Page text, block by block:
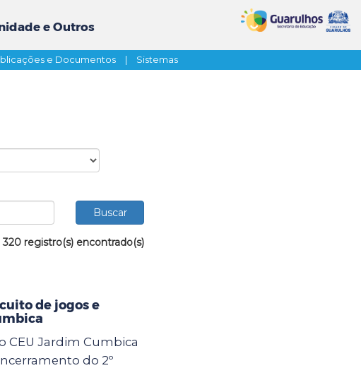
e Outros
e Documentos | Sistemas
320 registro(s) encontrado(s)
de jogos e
CEU Jardim Cumbica
do 2º